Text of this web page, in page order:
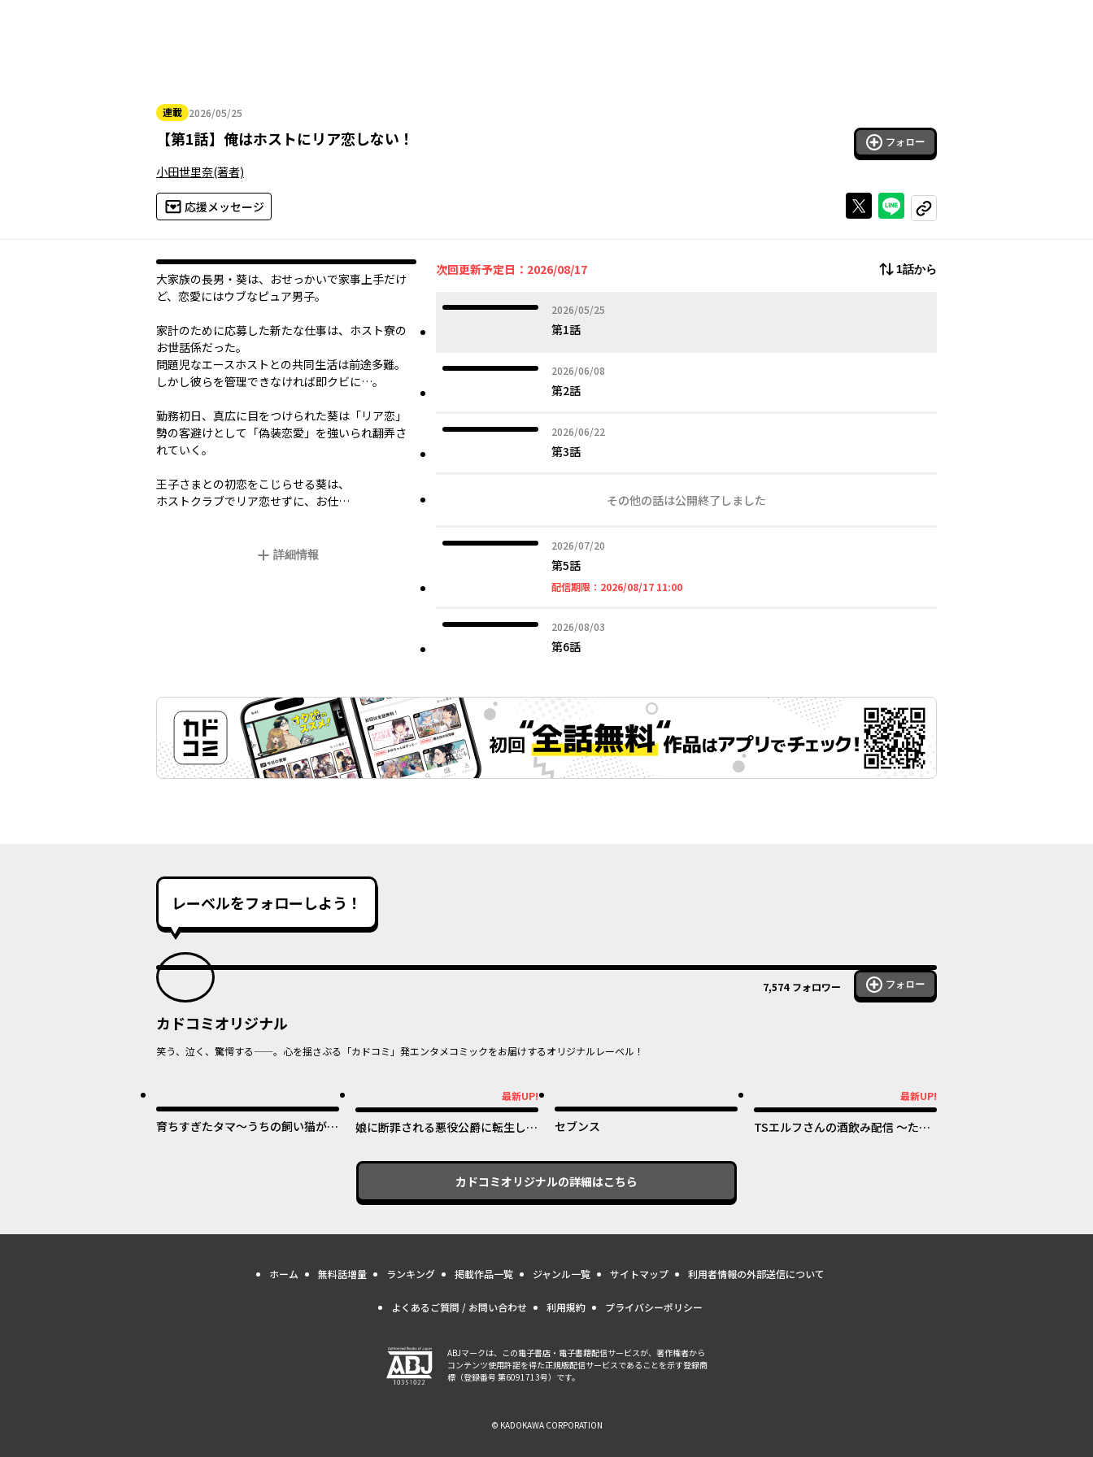
連載 2026/05/25
2026年05月25日
【第1話】 俺はホストにリア恋しない！ フォロー
小田世里奈(著者)
応援メッセージ Xで投稿するラインでシェアする
コピーする
大家族の長男・葵は、おせっかいで家事上手だけ
ど、恋愛にはウブなピュア男子。
家計のために応募した新たな仕事は、ホスト寮の
お世話係だった。
問題児なエースホストとの共同生活は前途多難。
しかし彼らを管理できなければ即クビに…。
勤務初日、真広に目をつけられた葵は「リア恋」
勢の客避けとして「偽装恋愛」を強いられ翻弄さ
れていく。
王子さまとの初恋をこじらせる葵は、
ホストクラブでリア恋せずに、お仕…
詳細情報
次回更新予定日：2026/08/17 1話から
2026/05/25
2026年05月25日
第1話
2026/06/08
2026年06月08日
第2話
2026/06/22
2026年06月22日
第3話
その他の話は公開終了しました
2026/07/20
2026年07月20日
第5話
配信期限： 2026/08/17 11:002026年08月17日 11時00分
2026/08/03
2026年08月03日
第6話
レーベルをフォローしよう！
7,574 フォロワー フォロー
カドコミオリジナル
笑う、泣く、驚愕する——。心を揺さぶる「カドコミ」発エンタメコミックをお届けするオリジナルレーベル！
育ちすぎたタマ～うちの飼い猫が世
最新UP!
オリジナル
娘に断罪される悪役公爵に転生して
なぜか娘が『氷の令嬢』化する件～
セブンス
最新UP!
オリジナル
TSエルフさんの酒飲み配信 ～たく
カドコミオリジナルの詳細はこちら
ホーム 無料話増量 ランキング 掲載作品一覧 ジャンル一覧 サイトマップ 利用者情報の外部送信について
よくあるご質問 / お問い合わせ 利用規約 プライバシーポリシー
ABJマークは、この電子書店・電子書籍配信サービスが、著作権者から
コンテンツ使用許諾を得た正規版配信サービスであることを示す登録商
標（登録番号 第6091713号）です。
© KADOKAWA CORPORATION